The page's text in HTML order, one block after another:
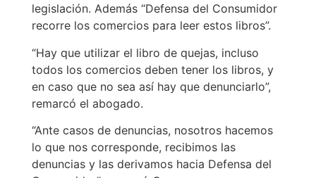
legislación. Además “Defensa del Consumidor
recorre los comercios para leer estos libros”.
“Hay que utilizar el libro de quejas, incluso
todos los comercios deben tener los libros, y
en caso que no sea así hay que denunciarlo”,
remarcó el abogado.
“Ante casos de denuncias, nosotros hacemos
lo que nos corresponde, recibimos las
denuncias y las derivamos hacia Defensa del